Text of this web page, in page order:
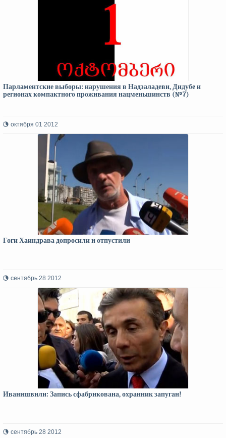
Парламентские выборы: нарушения в Надзаладеви, Дидубе и
регионах компактного проживания нацменьшинств (№7)
октября 01 2012
Гоги Хаиндрава допросили и отпустили
сентябрь 28 2012
Иванишвили: Запись сфабрикована, охранник запуган!
сентябрь 28 2012